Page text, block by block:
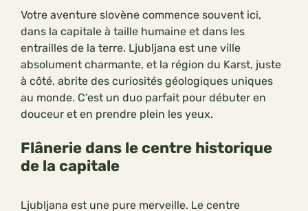
Votre aventure slovène commence souvent ici,
dans la capitale à taille humaine et dans les
entrailles de la terre. Ljubljana est une ville
absolument charmante, et la région du Karst, juste
à côté, abrite des curiosités géologiques uniques
au monde. C’est un duo parfait pour débuter en
douceur et en prendre plein les yeux.
Flânerie dans le centre historique
de la capitale
Ljubljana est une pure merveille. Le centre